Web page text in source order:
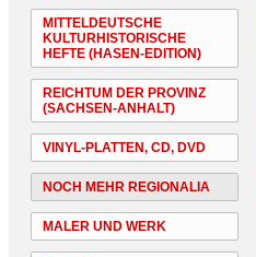
MITTELDEUTSCHE
KULTURHISTORISCHE
HEFTE (HASEN-EDITION)
REICHTUM DER PROVINZ
(SACHSEN-ANHALT)
VINYL-PLATTEN, CD, DVD
NOCH MEHR REGIONALIA
MALER UND WERK